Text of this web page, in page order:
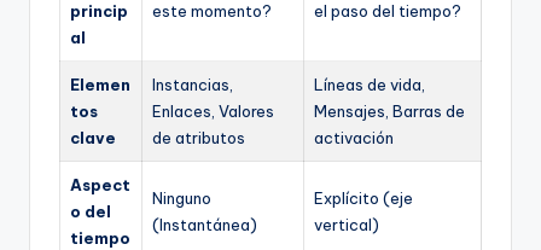
princip
al
este momento?
el paso del tiempo?
Elemen
tos
clave
Instancias,
Enlaces, Valores
de atributos
Líneas de vida,
Mensajes, Barras de
activación
Aspect
o del
tiempo
Ninguno
(Instantánea)
Explícito (eje
vertical)